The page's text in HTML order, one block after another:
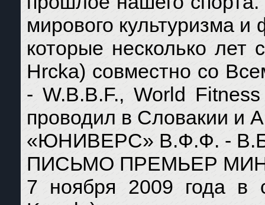
мирового культуризма
которые несколько
Hrcka) совместно со
- W.B.B.F., World
проводил в Словакии и
«ЮНИВЕРС» В.Ф.Ф. -
ПИСЬМО ПРЕМЬЕР
7 ноября 2009 года в